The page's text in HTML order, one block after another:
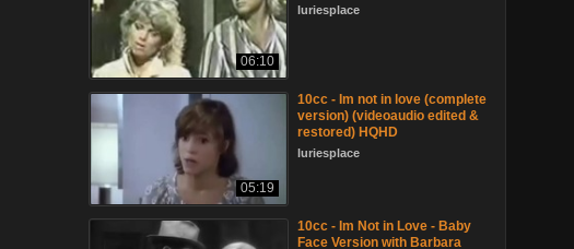
06:10
luriesplace
05:19
10cc - Im not in love (complete
version) (videoaudio edited &
restored) HQHD
luriesplace
10cc - Im Not in Love - Baby
Face Version with Barbara